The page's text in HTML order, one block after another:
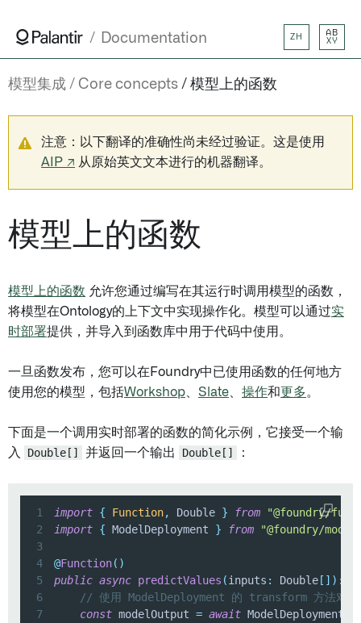
Documentation ZH
AB
XY
模型集成 Core concepts 模型上的函数
注意：以下翻译的准确性尚未经过验证。这是使用
AIP ↗ 从原始英文文本进行的机器翻译。
模型上的函数
模型上的函数 允许您通过编写在其运行时调用模型的函数，
将模型在Ontology的上下文中实现操作化。模型可以通过实
时部署提供，并导入到函数库中用于代码中使用。
一旦函数发布，您可以在Foundry中已使用函数的任何地方
使用您的模型，包括Workshop Slate 操作和 更多。
下面是一个调用实时部署的函数的简化示例，它接受一个输
入
Double[] 并返回一个输出 Double[] ：
1 import { Function, Double } from
"@foundry/
2
import { ModelDeployment } from
"@foundry/
3
4
@Function( )
5
public async predictValues (inputs : Double[ ] ) :
6
// 使用 ModelDeployment 的 transform 方法对输
7
const modelOutput = await ModelDeployment